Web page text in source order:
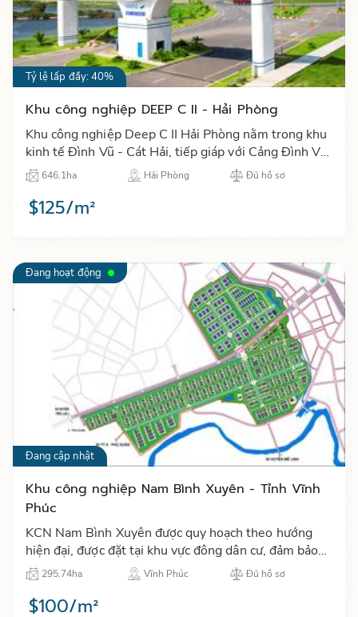
Tỷ lệ lấp đầy: 40%
Khu công nghiệp DEEP C II - Hải Phòng
Khu công nghiệp Deep C II Hải Phòng nằm trong khu
kinh tế Đình Vũ - Cát Hải, tiếp giáp với Cảng Đình Vũ
và kết nối thuận tiện với tuyến cao tốc Hà Nội - Hải
Phò…
646.1ha Hải Phòng Đủ hồ sơ
$125/m²
Đang hoạt động
Đang cập nhật
Khu công nghiệp Nam Bình Xuyên - Tỉnh Vĩnh
Phúc
KCN Nam Bình Xuyên được quy hoạch theo hướng
hiện đại, được đặt tại khu vực đông dân cư, đảm bảo
đáp ứng nhu cầu của các nhà đầu tư trong và ngoài
nước…
295.74ha Vĩnh Phúc Đủ hồ sơ
$100/m²